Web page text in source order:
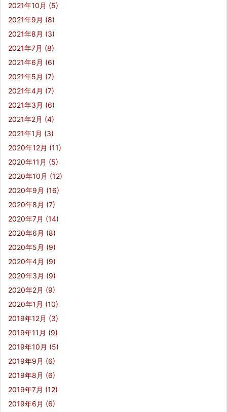
2021年10月 (5)
2021年9月 (8)
2021年8月 (3)
2021年7月 (8)
2021年6月 (6)
2021年5月 (7)
2021年4月 (7)
2021年3月 (6)
2021年2月 (4)
2021年1月 (3)
2020年12月 (11)
2020年11月 (5)
2020年10月 (12)
2020年9月 (16)
2020年8月 (7)
2020年7月 (14)
2020年6月 (8)
2020年5月 (9)
2020年4月 (9)
2020年3月 (9)
2020年2月 (9)
2020年1月 (10)
2019年12月 (3)
2019年11月 (9)
2019年10月 (5)
2019年9月 (6)
2019年8月 (6)
2019年7月 (12)
2019年6月 (6)